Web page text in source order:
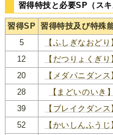
習得特技と必要SP（ス
習得SP 習得特技及び特殊
5
【ふしぎなおどり
12
【だつりょくぎり
20
【メダパニダンス
28
【まどいのいき】
39
【ブレイクダンス
52
【かいしんふうじ